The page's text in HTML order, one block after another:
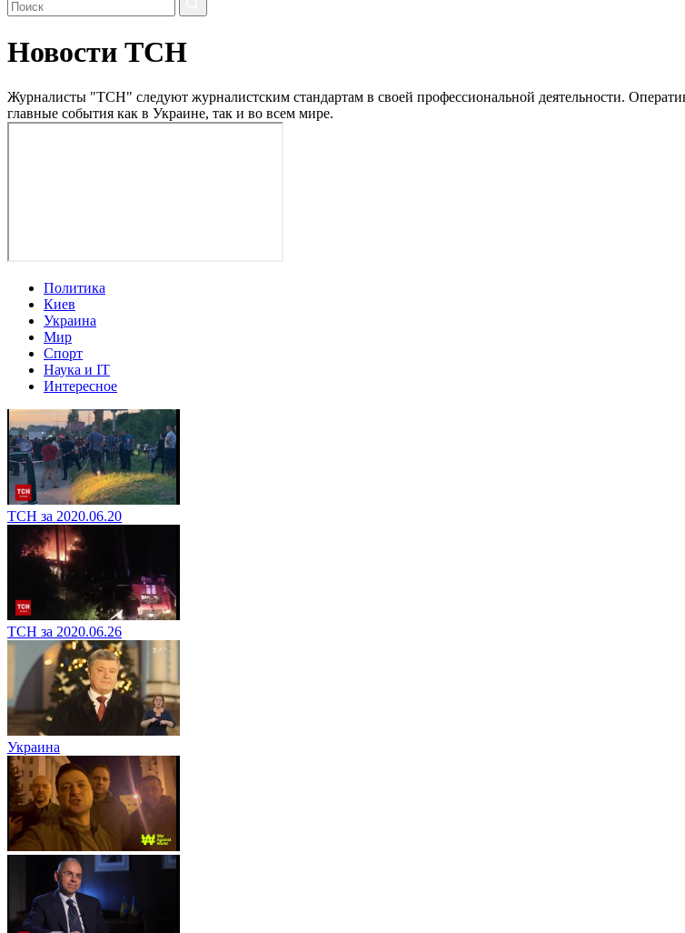
Новости ТСН
Журналисты "ТСН" следуют журналистским стандартам в своей профессиональной деятельности.
главные события как в Украине, так и во всем мире.
Политика
Киев
Украина
Мир
Спорт
Наука и IT
Интересное
ТСН за 2020.06.20
ТСН за 2020.06.26
Украина